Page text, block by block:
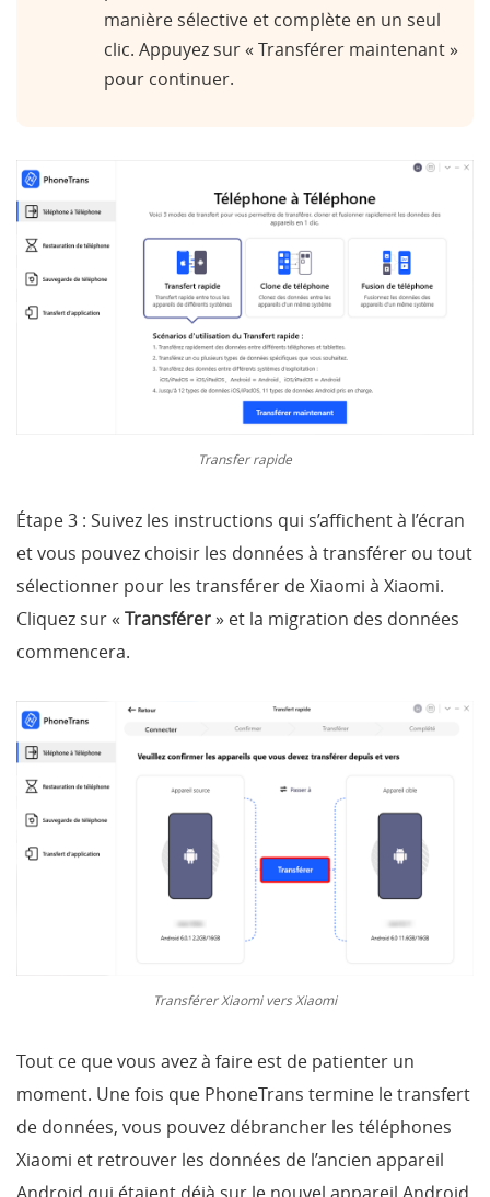
manière sélective et complète en un seul
clic. Appuyez sur « Transférer maintenant »
pour continuer.
Transfer rapide
Étape 3 : Suivez les instructions qui s’affichent à l’écran
et vous pouvez choisir les données à transférer ou tout
sélectionner pour les transférer de Xiaomi à Xiaomi.
Cliquez sur « Transférer» et la migration des données
commencera.
Transférer Xiaomi vers Xiaomi
Tout ce que vous avez à faire est de patienter un
moment. Une fois que PhoneTrans termine le transfert
de données, vous pouvez débrancher les téléphones
Xiaomi et retrouver les données de l’ancien appareil